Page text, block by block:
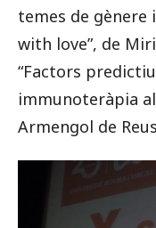
temes de gènere
with love”, de
“Factors
immunoteràpia
Armengol de